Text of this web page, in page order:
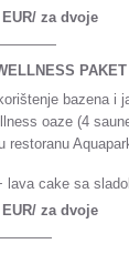
za dvoje
bazena i
oaze (4
restoranu
lava cake sa
za dvoje